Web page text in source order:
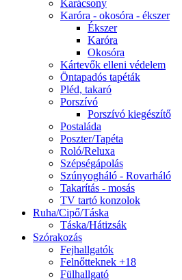
Karácsony
Karóra - okosóra - ékszer
Ékszer
Karóra
Okosóra
Kártevők elleni védelem
Öntapadós tapéták
Pléd, takaró
Porszívó
Porszívó kiegészítő
Postaláda
Poszter/Tapéta
Roló/Reluxa
Szépségápolás
Szúnyogháló - Rovarháló
Takarítás - mosás
TV tartó konzolok
Ruha/Cipő/Táska
Táska/Hátizsák
Szórakozás
Fejhallgatók
Felnőtteknek +18
Fülhallgató